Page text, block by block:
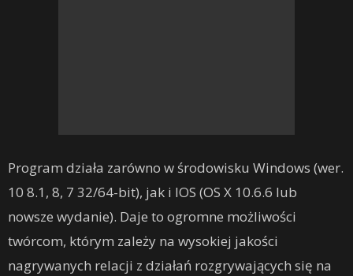
Program działa zarówno w środowisku Windows (wer.
10 8.1, 8, 7 32/64-bit), jak i IOS (OS X 10.6.6 lub
nowsze wydanie). Daje to ogromne możliwości
twórcom, którym zależy na wysokiej jakości
nagrywanych relacji z działań rozgrywających się na